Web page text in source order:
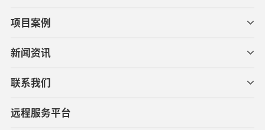
项目案例
新闻资讯
联系我们
远程服务平台